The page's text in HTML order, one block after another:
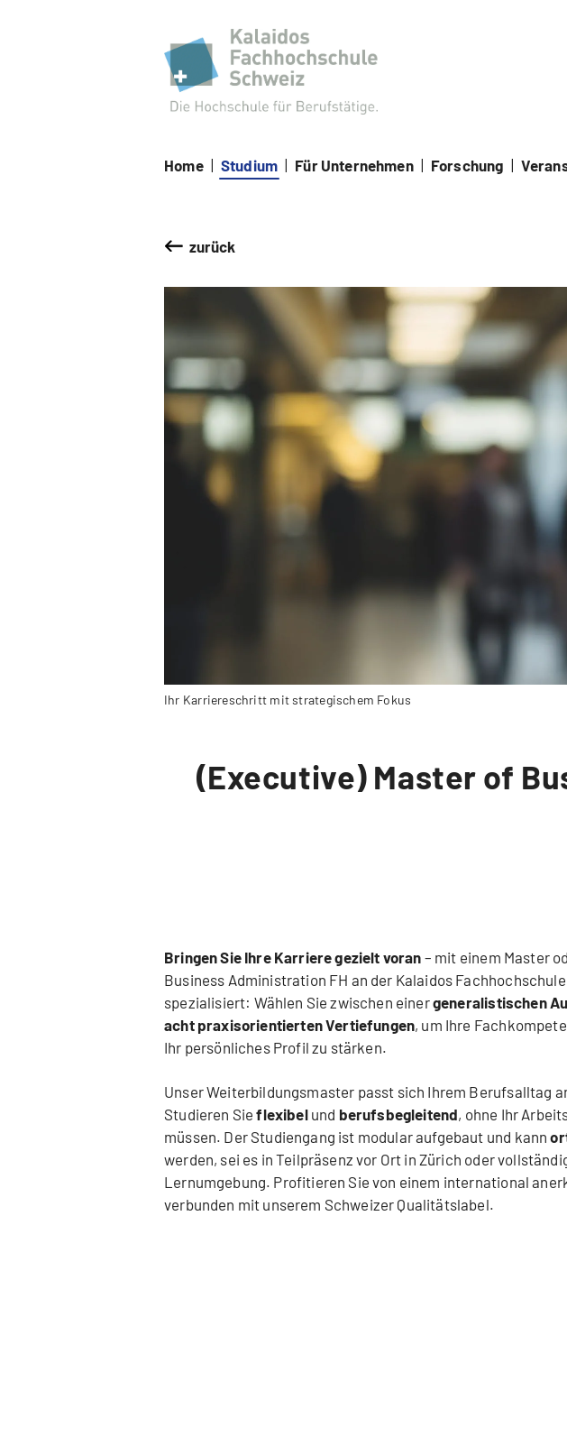
Home Studium Für Unternehmen Forschung
zurück
Ihr Karriereschritt mit strategischem Fokus
(Executive) Master of
Bringen Sie Ihre Karriere gezielt voran – mit einem Master
Business Administration FH an der Kalaidos
spezialisiert: Wählen Sie zwischen einergeneralistischen
acht praxisorientierten Vertiefungen, um Ihre
Ihr persönliches Profil zu stärken.
Unser Weiterbildungsmaster passt sich Ihrem Berufsalltag
Studieren Sieflexibel und berufsbegleitend, ohne Ihr
müssen. Der Studiengang ist modular aufgebaut und kann
werden, sei es in Teilpräsenz vor Ort in Zürich oder
Lernumgebung. Profitieren Sie von einem international
verbunden mit unserem Schweizer Qualitätslabel.